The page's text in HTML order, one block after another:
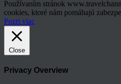
Používaním stránok
cookies, ktoré nám pomáhajú
Pozri viac
Close
Privacy Overview